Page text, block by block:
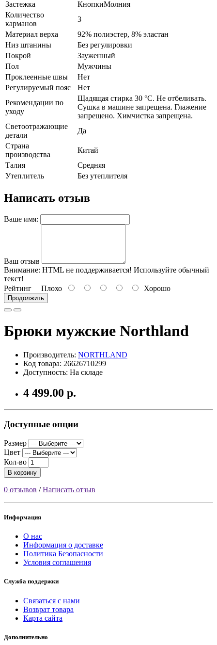
Застежка
КнопкиМолния​
Количество
карманов
3
Материал верха
92% полиэстер, 8% эластан
Низ штанины
Без регулировки
Покрой
Зауженный
Пол
Мужчины
Проклеенные швы
Нет
Регулируемый пояс
Нет
Рекомендации по
уходу
Щадящая стирка 30 °C. Не отбеливать.
Сушка в машине запрещена. Глажение
запрещено. Химчистка запрещена.
Светоотражающие
детали
Да
Страна
производства
Китай
Талия
Средняя
Утеплитель
Без утеплителя
Написать отзыв
Ваше имя:
Ваш отзыв
Внимание: HTML не поддерживается! Используйте обычный
текст!
Рейтинг Плохо Хорошо
Продолжить
Брюки мужские Northland
Производитель: NORTHLAND
Код товара: 26626710299
Доступность: На складе
4 499.00 р.
Доступные опции
Размер
Цвет
Кол-во
В корзину
0 отзывов /Написать отзыв
Информация
О нас
Информация о доставке
Политика Безопасности
Условия соглашения
Служба поддержки
Связаться с нами
Возврат товара
Карта сайта
Дополнительно